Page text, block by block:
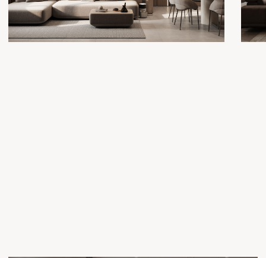
ЗАКАЗАТЬ ЗВОНОК